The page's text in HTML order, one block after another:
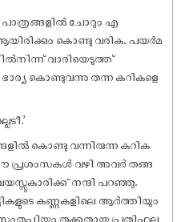
ചോറും എ
ആയിരിക്കും കൊണ്ടു വരിക. പയർമ
വാരിയെടുത്ത്
കൊണ്ടുവന്നു തന്ന കറികളെ
കൊണ്ടു വന്നിരുന്ന കറിക
ഈ പ്രശംസകൾ വഴി അവർ തങ്ങ
നന്ദി പറഞ്ഞു.
കണ്ണുകളിലെ ആർത്തിയും
തക്കതായ പ്രതിഫല